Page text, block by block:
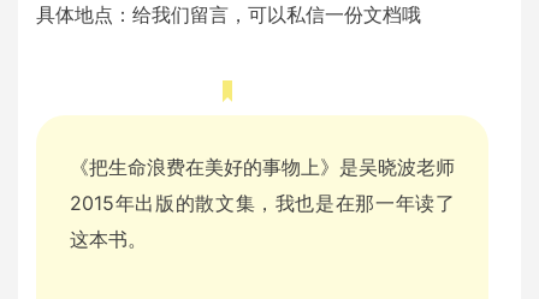
具体地点：给我们留言，可以私信一份文档哦
《把生命浪费在美好的事物上》是吴晓波老师
2015年出版的散文集，我也是在那一年读了
这本书。